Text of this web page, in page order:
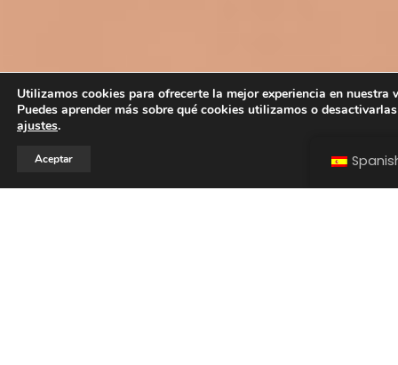
Utilizamos cookies para ofrecerte la mejor experiencia en nuestra
Puedes aprender más sobre qué cookies utilizamos o
ajustes.
Aceptar